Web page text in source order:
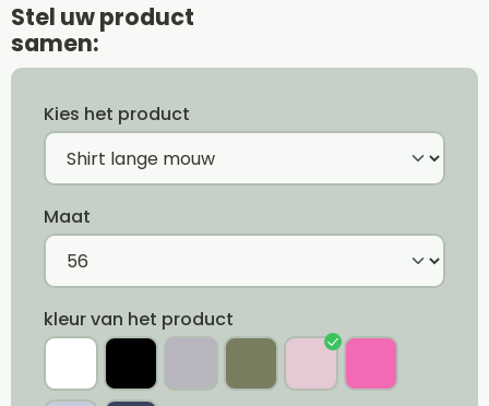
Stel uw product
samen:
Kies het product
Maat
kleur van het product